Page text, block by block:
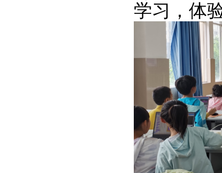
学习，体